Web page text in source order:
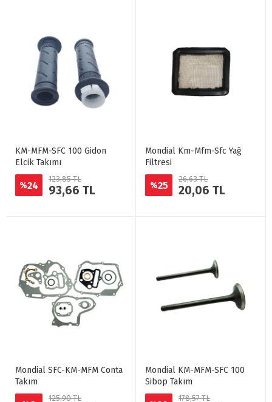
KM-MFM-SFC 100 Gidon
Elcik Takımı
%24
123,85 TL
93,66 TL
Mondial Km-Mfm-Sfc Yağ
Filtresi
%25
26,63 TL
20,06 TL
Mondial SFC-KM-MFM Conta
Takım
125,90 TL
Mondial KM-MFM-SFC 100
Sibop Takım
178,57 TL